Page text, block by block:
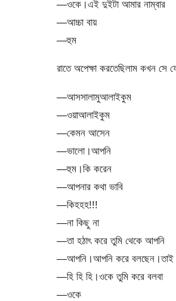
—ওকে।এই দুইটা আমার নাম্বার
—আচ্চা বায়
—হুম
রাতে অপেক্ষা করতেছিলাম কখন সে
—আসসালামুআলাইকুম
—ওয়াআলাইকুম
—কেমন আসেন
—ভালো।আপনি
—হুম।কি করেন
—আপনার কথা ভাবি
—কিহহহ!!!
—না কিছু না
—তা হঠাৎ করে তুমি থেকে আপনি
—আপনি।আপনি করে
—হি হি হি।ওকে তুমি করে বলবা
—ওকে